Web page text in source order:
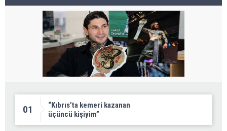
01
“Kıbrıs’ta kemeri kazanan
üçüncü kişiyim”